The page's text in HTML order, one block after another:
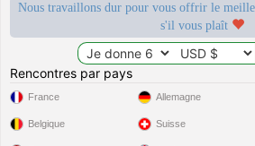
Nous travaillons dur pour vous offrir le
s'il vous plaît
Rencontres par pays
France
Belgique
Allemagne
Suisse